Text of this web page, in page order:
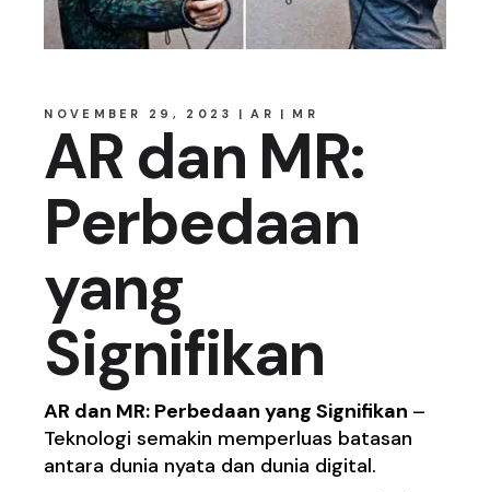
NOVEMBER 29, 2023 AR MR
AR dan MR:
Perbedaan
yang
Signifikan
AR dan MR: Perbedaan yang Signifikan –
Teknologi semakin memperluas batasan
antara dunia nyata dan dunia digital.